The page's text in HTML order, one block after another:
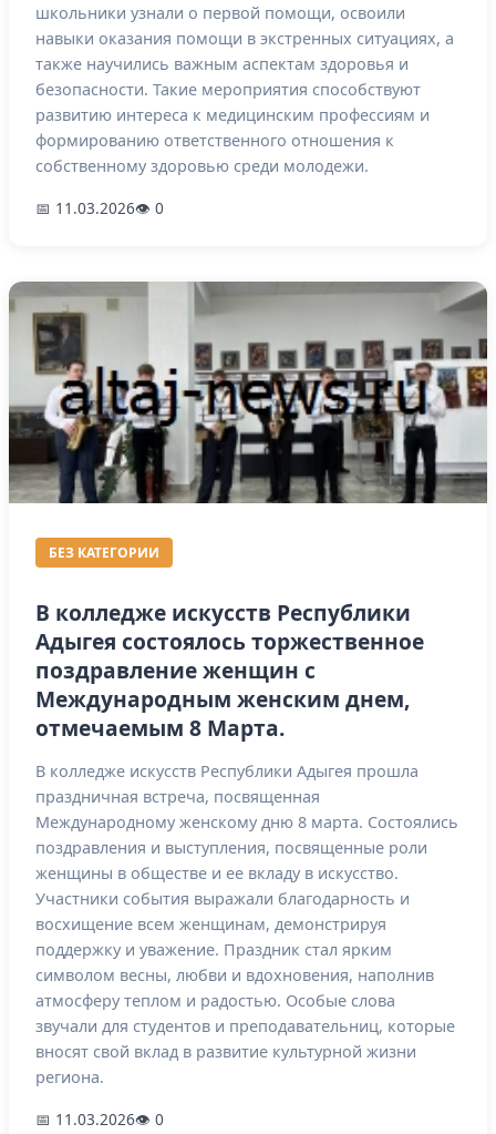
школьники узнали о первой помощи, освоили
навыки оказания помощи в экстренных ситуациях, а
также научились важным аспектам здоровья и
безопасности. Такие мероприятия способствуют
развитию интереса к медицинским профессиям и
формированию ответственного отношения к
собственному здоровью среди молодежи.
📅 11.03.2026👁 0
БЕЗ КАТЕГОРИИ
В колледже искусств Республики
Адыгея состоялось торжественное
поздравление женщин с
Международным женским днем,
отмечаемым 8 Марта.
В колледже искусств Республики Адыгея прошла
праздничная встреча, посвященная
Международному женскому дню 8 марта. Состоялись
поздравления и выступления, посвященные роли
женщины в обществе и ее вкладу в искусство.
Участники события выражали благодарность и
восхищение всем женщинам, демонстрируя
поддержку и уважение. Праздник стал ярким
символом весны, любви и вдохновения, наполнив
атмосферу теплом и радостью. Особые слова
звучали для студентов и преподавательниц, которые
вносят свой вклад в развитие культурной жизни
региона.
📅 11.03.2026👁 0